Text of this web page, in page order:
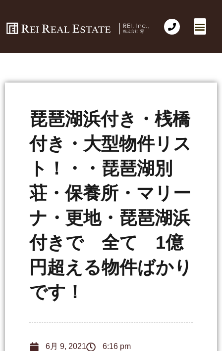
琵琶湖浜付き・桟橋
付き・大型物件リス
ト！・・琵琶湖別
荘・保養所・マリー
ナ・更地・琵琶湖浜
付きで 全て 1億
円超える物件ばかり
です！
6月 9, 2021 6:16 pm